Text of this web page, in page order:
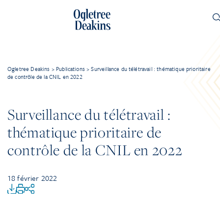
Ogletree Deakins > Publications >Surveillance du télétravail : thématique prioritaire
de contrôle de la CNIL en 2022
Surveillance du télétravail :
thématique prioritaire de
contrôle de la CNIL en 2022
18 février 2022